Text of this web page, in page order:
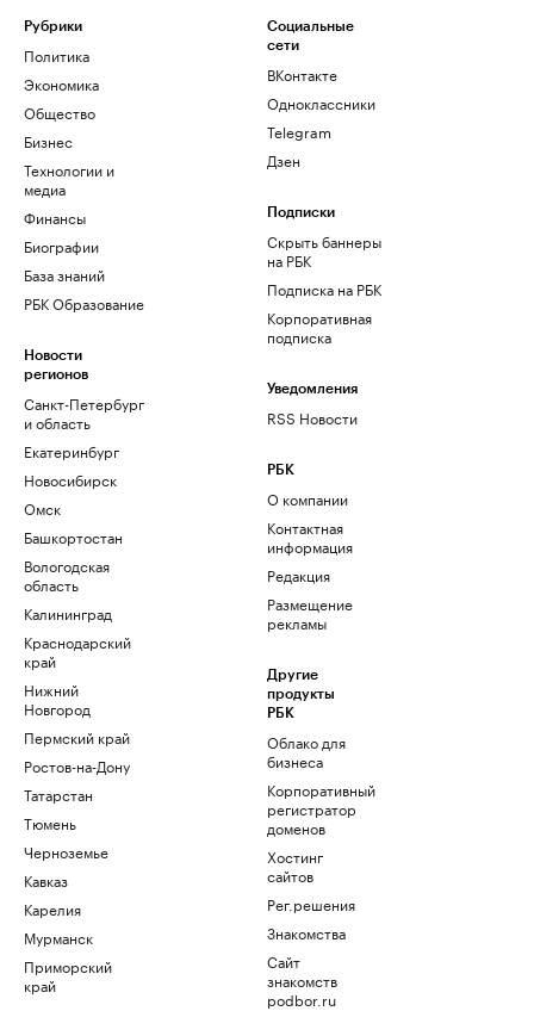
Рубрики
Политика
Экономика
Общество
Бизнес
Технологии и
медиа
Финансы
Биографии
База знаний
РБК Образование
Новости
регионов
Санкт-Петербург
и область
Екатеринбург
Новосибирск
Омск
Башкортостан
Вологодская
область
Калининград
Краснодарский
край
Нижний
Новгород
Пермский край
Ростов-на-Дону
Татарстан
Тюмень
Черноземье
Кавказ
Карелия
Мурманск
Приморский
край
Социальные
сети
ВКонтакте
Одноклассники
Telegram
Дзен
Подписки
Скрыть баннеры
на РБК
Подписка на РБК
Корпоративная
подписка
Уведомления
RSS Новости
РБК
О компании
Контактная
информация
Редакция
Размещение
рекламы
Другие
продукты
РБК
Облако для
бизнеса
Корпоративный
регистратор
доменов
Хостинг
сайтов
Рег.решения
Знакомства
Сайт
знакомств
podbor.ru